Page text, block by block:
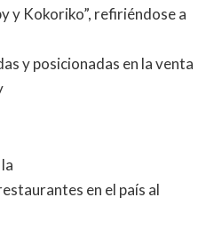
y Kokoriko”, refiriéndose a
y posicionadas en la venta
en el país al